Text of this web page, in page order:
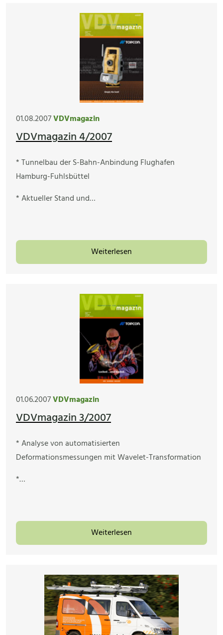
01.08.2007VDVmagazin
VDVmagazin 4/2007
* Tunnelbau der S-Bahn-Anbindung Flughafen
Hamburg-Fuhlsbüttel
* Aktueller Stand und…
Weiterlesen
01.06.2007VDVmagazin
VDVmagazin 3/2007
* Analyse von automatisierten
Deformationsmessungen mit Wavelet-Transformation
*…
Weiterlesen